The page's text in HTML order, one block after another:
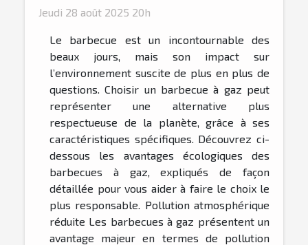
Jeudi 28 août 2025 20h
Le barbecue est un incontournable des
beaux jours, mais son impact sur
l’environnement suscite de plus en plus de
questions. Choisir un barbecue à gaz peut
représenter une alternative plus
respectueuse de la planète, grâce à ses
caractéristiques spécifiques. Découvrez ci-
dessous les avantages écologiques des
barbecues à gaz, expliqués de façon
détaillée pour vous aider à faire le choix le
plus responsable. Pollution atmosphérique
réduite Les barbecues à gaz présentent un
avantage majeur en termes de pollution